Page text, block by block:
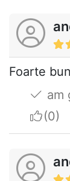
Foarte
am
I